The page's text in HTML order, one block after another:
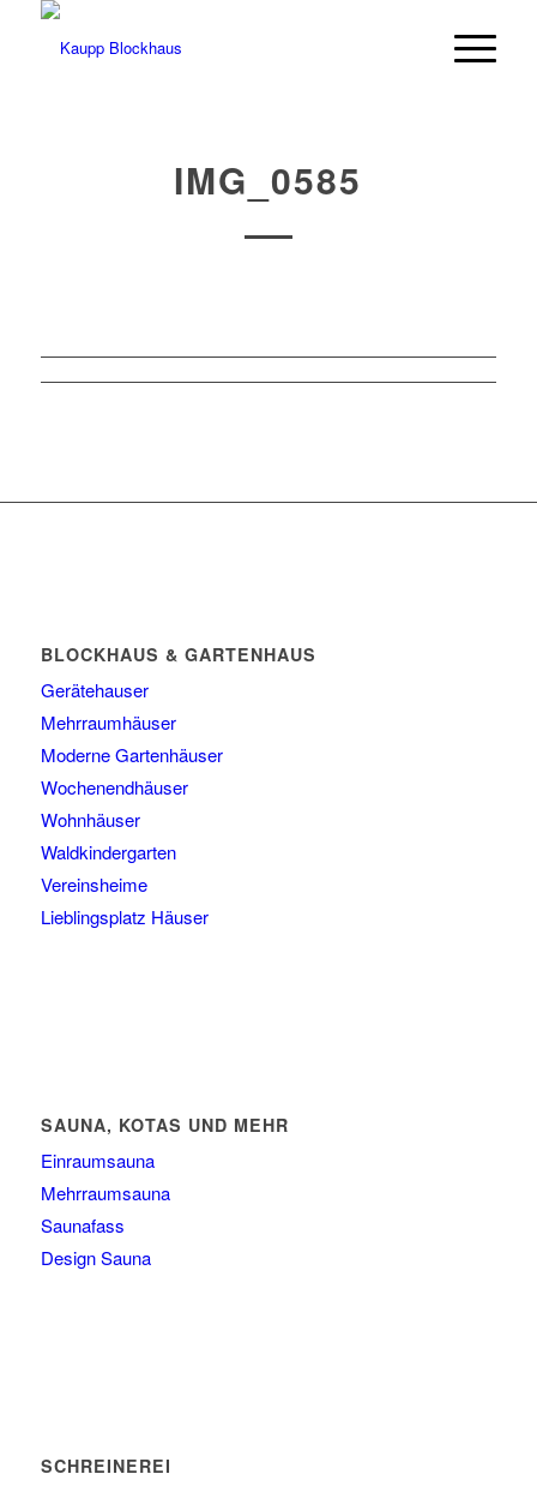
IMG_0585
BLOCKHAUS & GARTENHAUS
Gerätehauser
Mehrraumhäuser
Moderne Gartenhäuser
Wochenendhäuser
Wohnhäuser
Waldkindergarten
Vereinsheime
Lieblingsplatz Häuser
SAUNA, KOTAS UND MEHR
Einraumsauna
Mehrraumsauna
Saunafass
Design Sauna
SCHREINEREI